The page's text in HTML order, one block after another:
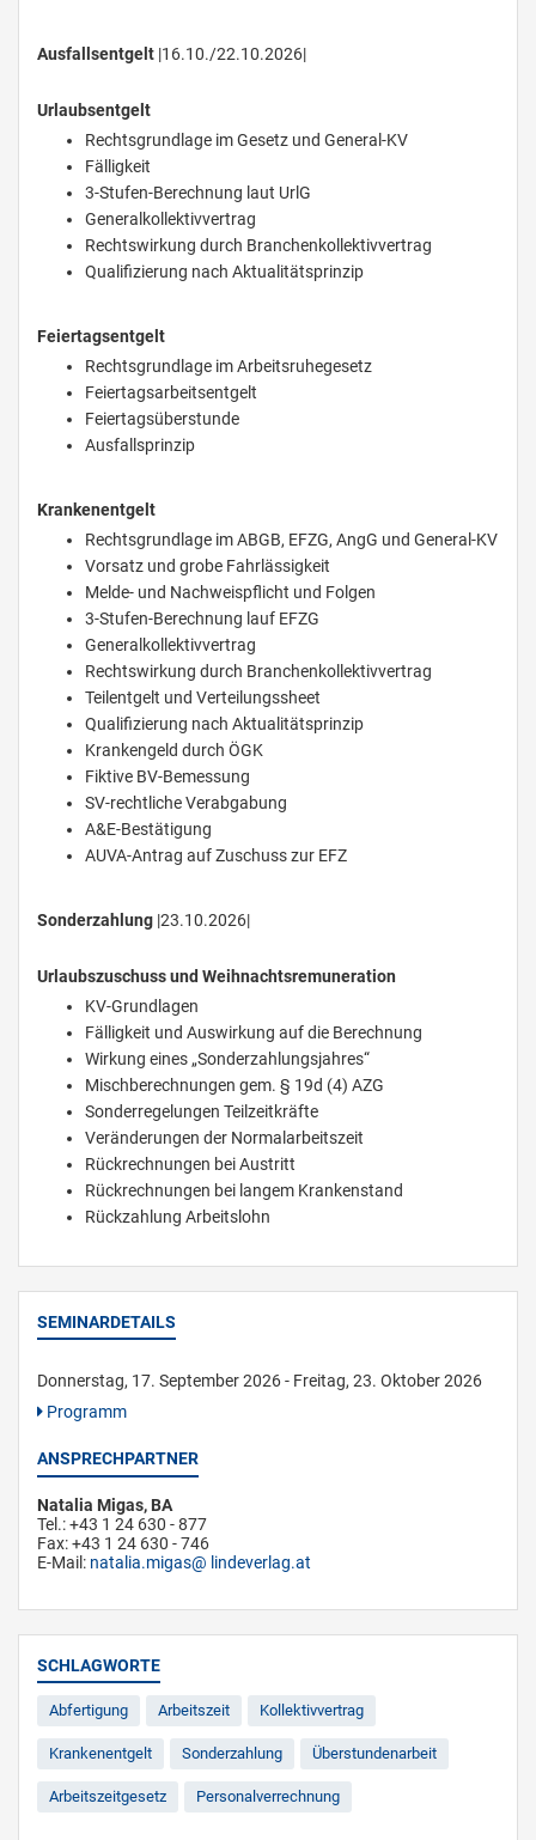
Ausfallsentgelt |16.10./22.10.2026|
Urlaubsentgelt
Rechtsgrundlage im Gesetz und General-KV
Fälligkeit
3-Stufen-Berechnung laut UrlG
Generalkollektivvertrag
Rechtswirkung durch Branchenkollektivvertrag
Qualifizierung nach Aktualitätsprinzip
Feiertagsentgelt
Rechtsgrundlage im Arbeitsruhegesetz
Feiertagsarbeitsentgelt
Feiertagsüberstunde
Ausfallsprinzip
Krankenentgelt
Rechtsgrundlage im ABGB, EFZG, AngG und General-KV
Vorsatz und grobe Fahrlässigkeit
Melde- und Nachweispflicht und Folgen
3-Stufen-Berechnung lauf EFZG
Generalkollektivvertrag
Rechtswirkung durch Branchenkollektivvertrag
Teilentgelt und Verteilungssheet
Qualifizierung nach Aktualitätsprinzip
Krankengeld durch ÖGK
Fiktive BV-Bemessung
SV-rechtliche Verabgabung
A&E-Bestätigung
AUVA-Antrag auf Zuschuss zur EFZ
Sonderzahlung |23.10.2026|
Urlaubszuschuss und Weihnachtsremuneration
KV-Grundlagen
Fälligkeit und Auswirkung auf die Berechnung
Wirkung eines „Sonderzahlungsjahres“
Mischberechnungen gem. § 19d (4) AZG
Sonderregelungen Teilzeitkräfte
Veränderungen der Normalarbeitszeit
Rückrechnungen bei Austritt
Rückrechnungen bei langem Krankenstand
Rückzahlung Arbeitslohn
SEMINARDETAILS
Donnerstag, 17. September 2026 - Freitag, 23. Oktober 2026
Programm
ANSPRECHPARTNER
Natalia Migas, BA
Tel.: +43 1 24 630 - 877
Fax: +43 1 24 630 - 746
E-Mail: natalia.migas lindeverlag.at
SCHLAGWORTE
Abfertigung Arbeitszeit Kollektivvertrag
Krankenentgelt Sonderzahlung Überstundenarbeit
Arbeitszeitgesetz Personalverrechnung